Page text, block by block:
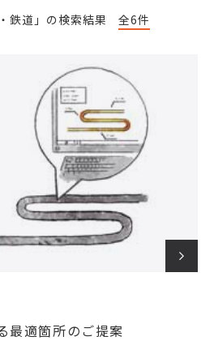
鉄道」の検索結果 全6件
最適箇所のご提案